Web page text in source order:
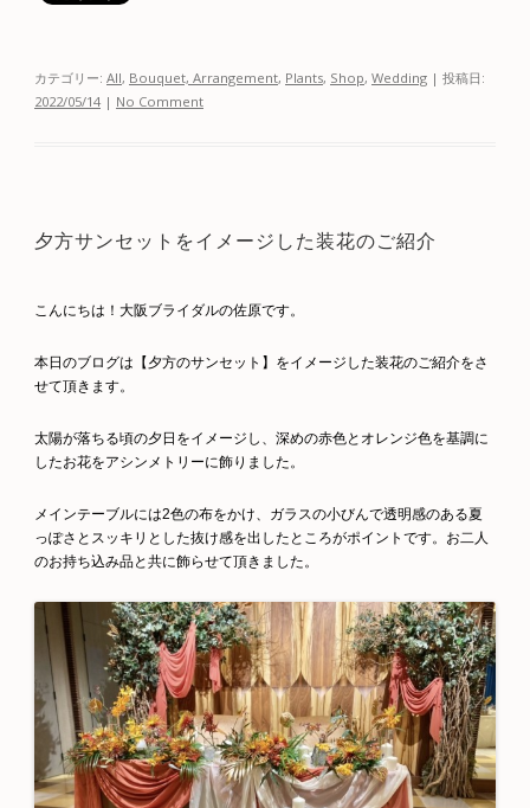
カテゴリー: All, Bouquet, Arrangement, Plants, Shop, Wedding | 投稿日:
2022/05/14 | No Comment
夕方サンセットをイメージした装花のご紹介
こんにちは！大阪ブライダルの佐原です。
本日のブログは【夕方のサンセット】をイメージした装花のご紹介をさ
せて頂きます。
太陽が落ちる頃の夕日をイメージし、深めの赤色とオレンジ色を基調に
したお花をアシンメトリーに飾りました。
メインテーブルには2色の布をかけ、ガラスの小びんで透明感のある夏
っぽさとスッキリとした抜け感を出したところがポイントです。お二人
のお持ち込み品と共に飾らせて頂きました。